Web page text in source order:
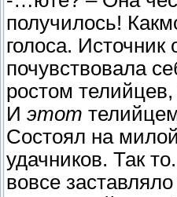
получилось!
голоса.
почувствовала
ростом
И этот
Состоял на
удачников. Так
вовсе